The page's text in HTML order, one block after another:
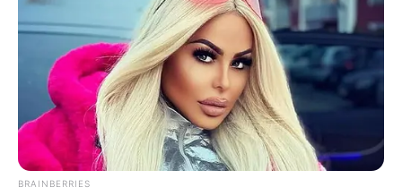
BRAINBERRIES